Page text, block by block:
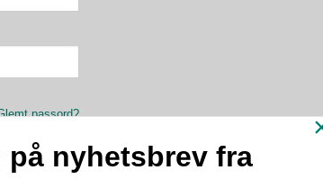
passord?
på nyhetsbrev fra